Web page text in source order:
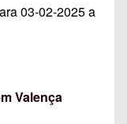
03-02-2025 a
Valença